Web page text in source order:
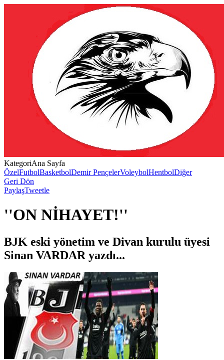
KategoriAna Sayfa
ÖzelFutbolBasketbolDemir PençelerVoleybolHentbolDiğer
Geri Dön
PaylaşTweetle
''ON NİHAYET!''
BJK eski yönetim ve Divan kurulu üyesi
Sinan VARDAR yazdı...